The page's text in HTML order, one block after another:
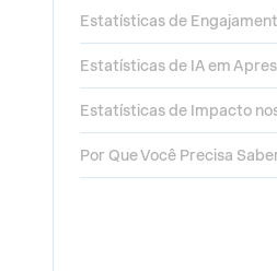
Estatísticas de
Estatísticas de IA em
Estatísticas de Impacto